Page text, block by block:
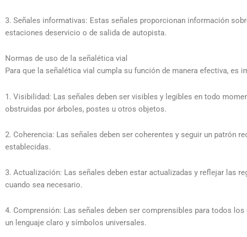
3. Señales informativas: Estas señales proporcionan información
estaciones deservicio o de salida de autopista.
Normas de uso de la señalética vial
Para que la señalética vial cumpla su función de manera efectiva, es
1. Visibilidad: Las señales deben ser visibles y legibles en todo
obstruidas por árboles, postes u otros objetos.
2. Coherencia: Las señales deben ser coherentes y seguir un
establecidas.
3. Actualización: Las señales deben estar actualizadas y reflejar las
cuando sea necesario.
4. Comprensión: Las señales deben ser comprensibles para todos
un lenguaje claro y símbolos universales.